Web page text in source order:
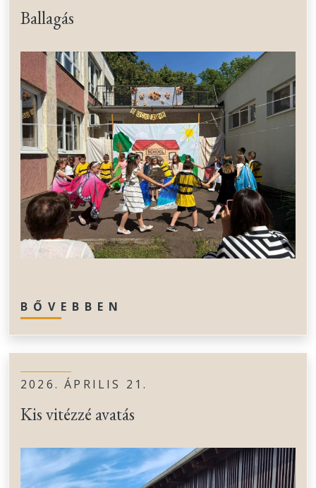
Ballagás
BŐVEBBEN
2026. ÁPRILIS 21.
Kis vitézzé avatás